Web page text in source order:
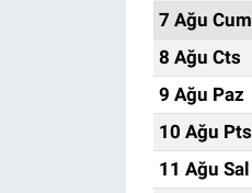
7 Ağu Cum
8 Ağu Cts
9 Ağu Paz
10 Ağu Pts
11 Ağu Sal